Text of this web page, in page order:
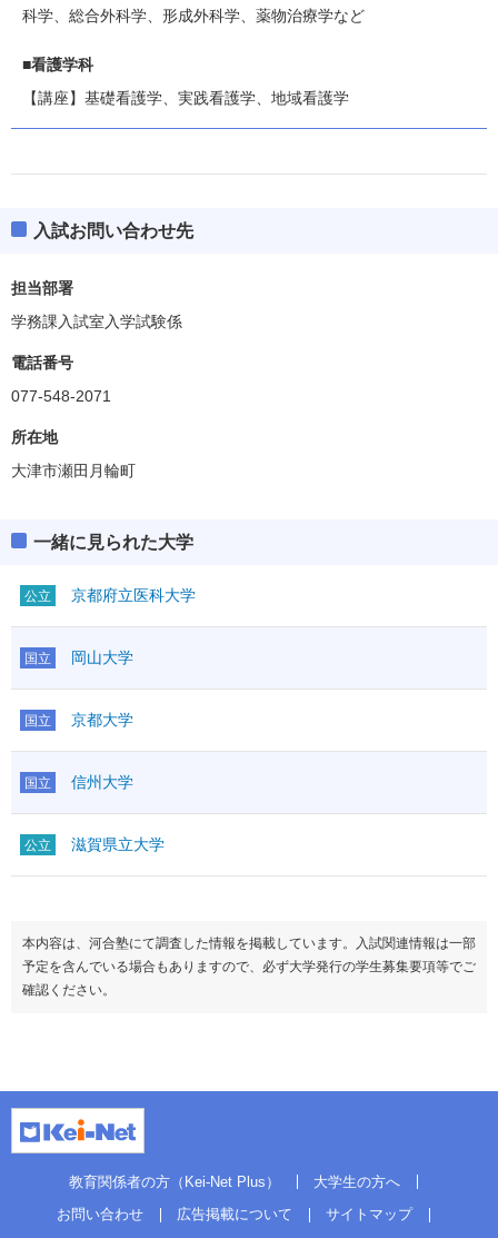
科学、総合外科学、形成外科学、薬物治療学など
■看護学科
【講座】基礎看護学、実践看護学、地域看護学
入試お問い合わせ先
担当部署
学務課入試室入学試験係
電話番号
077-548-2071
所在地
大津市瀬田月輪町
一緒に見られた大学
公立 京都府立医科大学
国立 岡山大学
国立 京都大学
国立 信州大学
公立 滋賀県立大学
本内容は、河合塾にて調査した情報を掲載しています。入試関連情報は一部
予定を含んでいる場合もありますので、必ず大学発行の学生募集要項等でご
確認ください。
教育関係者の方（Kei-Net Plus）
大学生の方へ
お問い合わせ
広告掲載について サイトマップ